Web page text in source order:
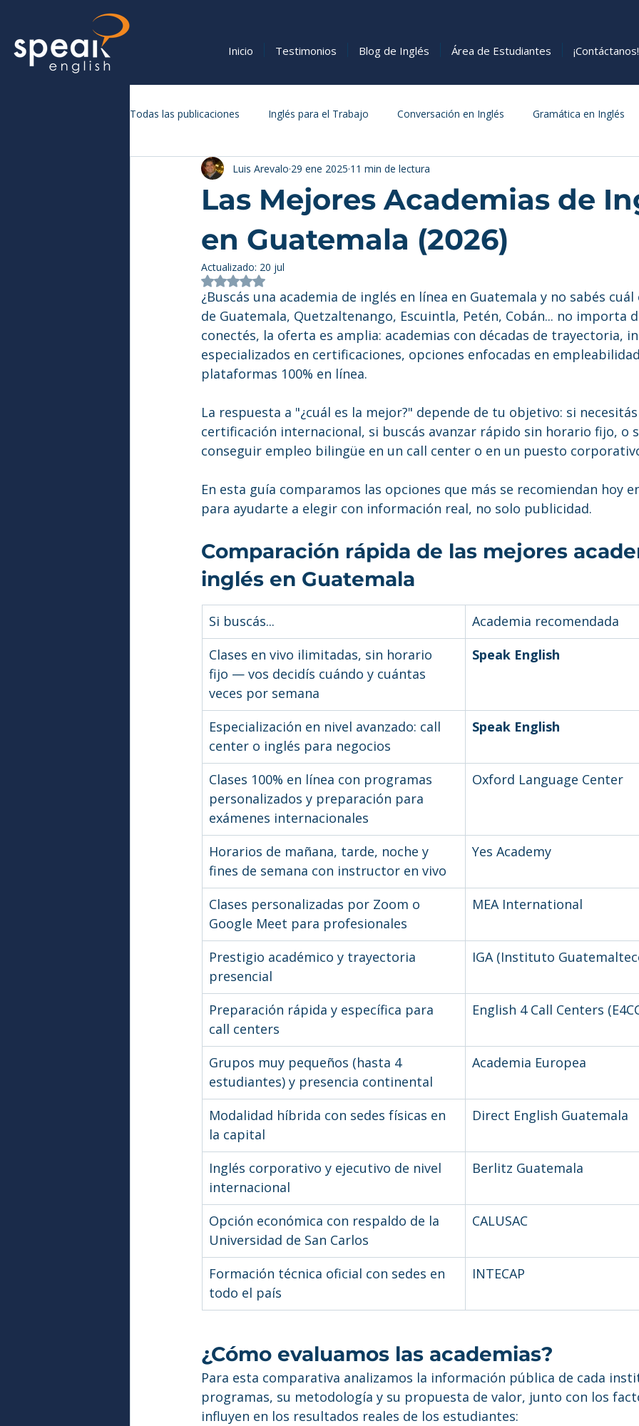
Inicio Testimonios Blog de Inglés Área de Estudiantes ¡Contáctanos!
Todas las publicaciones Inglés para el Trabajo Conversación en Inglés Gramática en Inglés
Vocabulario y Expresiones en Inglés Cómo Aprender Inglés
Las Mejores Academias de
en Guatemala (2026)
Luis Arevalo 29 ene 2025 11 min de lectura
Actualizado: 20 jul
Obtuvo NaN de 5 estrellas.
¿Buscás una academia de inglés en línea en Guatemala y no sabés
de Guatemala, Quetzaltenango, Escuintla, Petén, Cobán... no importa
conectés, la oferta es amplia: academias con décadas de trayectoria,
especializados en certificaciones, opciones enfocadas en
plataformas 100% en línea.
La respuesta a "¿cuál es la mejor?" depende de tu objetivo: si
certificación internacional, si buscás avanzar rápido sin horario fijo, o
conseguir empleo bilingüe en un call center o en un puesto
En esta guía comparamos las opciones que más se recomiendan hoy
para ayudarte a elegir con información real, no solo publicidad.
Comparación rápida de las mejores
inglés en Guatemala
Si buscás...
Academia recomendada
Clases en vivo ilimitadas, sin horario
fijo — vos decidís cuándo y cuántas
veces por semana
Speak English
Especialización en nivel avanzado: call
center o inglés para negocios
Speak English
Clases 100% en línea con programas
personalizados y preparación para
exámenes internacionales
Oxford Language Center
Horarios de mañana, tarde, noche y
fines de semana con instructor en vivo
Yes Academy
Clases personalizadas por Zoom o
Google Meet para profesionales
MEA International
Prestigio académico y trayectoria
presencial
IGA (Instituto
Preparación rápida y específica para
call centers
English 4 Call Centers
Grupos muy pequeños (hasta 4
estudiantes) y presencia continental
Academia Europea
Modalidad híbrida con sedes físicas en
la capital
Direct English Guatemala
Inglés corporativo y ejecutivo de nivel
internacional
Berlitz Guatemala
Opción económica con respaldo de la
Universidad de San Carlos
CALUSAC
Formación técnica oficial con sedes en
todo el país
INTECAP
¿Cómo evaluamos las academias?
Para esta comparativa analizamos la información pública de cada
programas, su metodología y su propuesta de valor, junto con los
influyen en los resultados reales de los estudiantes: